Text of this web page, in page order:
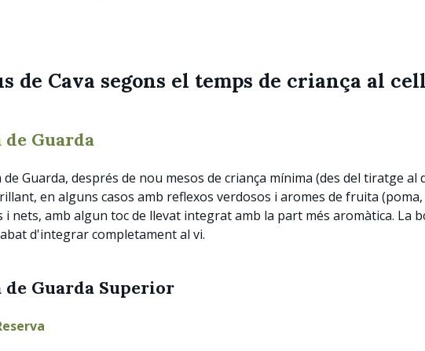
de Cava segons el temps de criança al
de Guarda
de Guarda, després de nou mesos de criança mínima (des del tiratge
en alguns casos amb reflexos verdosos i aromes de fruita
i nets, amb algun toc de llevat integrat amb la part més aromàtica. La
d'integrar completament al vi.
de Guarda Superior